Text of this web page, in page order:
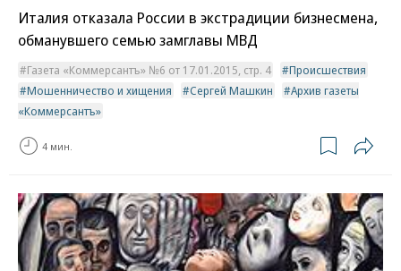
Италия отказала России в экстрадиции бизнесмена,
обманувшего семью замглавы МВД
Газета «Коммерсантъ» №6 от 17.01.2015, стр. 4
Происшествия
Мошенничество и хищения
Сергей Машкин
Архив газеты
«Коммерсантъ»
4 мин.